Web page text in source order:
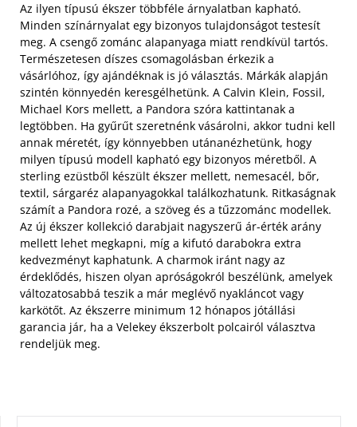
Az ilyen típusú ékszer többféle árnyalatban kapható.
Minden színárnyalat egy bizonyos tulajdonságot testesít
meg. A csengő zománc alapanyaga miatt rendkívül tartós.
Természetesen díszes csomagolásban érkezik a
vásárlóhoz, így ajándéknak is jó választás. Márkák alapján
szintén könnyedén keresgélhetünk. A Calvin Klein, Fossil,
Michael Kors mellett, a Pandora szóra kattintanak a
legtöbben. Ha gyűrűt szeretnénk vásárolni, akkor tudni kell
annak méretét, így könnyebben utánanézhetünk, hogy
milyen típusú modell kapható egy bizonyos méretből. A
sterling ezüstből készült ékszer mellett, nemesacél, bőr,
textil, sárgaréz alapanyagokkal találkozhatunk. Ritkaságnak
számít a Pandora rozé, a szöveg és a tűzzománc modellek.
Az új ékszer kollekció darabjait nagyszerű ár-érték arány
mellett lehet megkapni, míg a kifutó darabokra extra
kedvezményt kaphatunk. A charmok iránt nagy az
érdeklődés, hiszen olyan apróságokról beszélünk, amelyek
változatosabbá teszik a már meglévő nyakláncot vagy
karkötőt. Az ékszerre minimum 12 hónapos jótállási
garancia jár, ha a Velekey ékszerbolt polcairól választva
rendeljük meg.